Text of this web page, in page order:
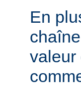
En
valeur